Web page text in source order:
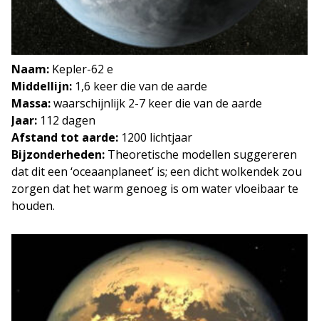
Naam: Kepler-62 e
Middellijn: 1,6 keer die van de aarde
Massa:waarschijnlijk 2-7 keer die van de aarde
Jaar: 112 dagen
Afstand tot aarde: 1200 lichtjaar
Bijzonderheden: Theoretische modellen suggereren
dat dit een ‘oceaanplaneet’ is; een dicht wolkendek zou
zorgen dat het warm genoeg is om water vloeibaar te
houden.